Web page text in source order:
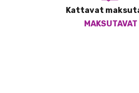
Kattavat
MAKSUTAVAT